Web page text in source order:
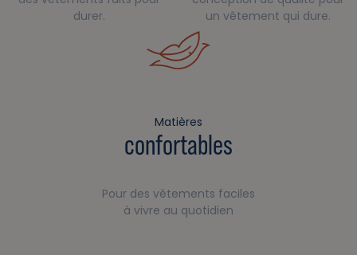
durer.
un vêtement qui dure.
Matières
confortables
Pour des vêtements faciles
à vivre au quotidien